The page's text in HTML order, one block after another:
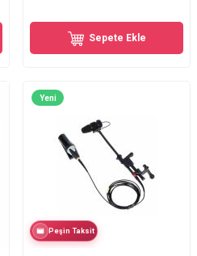
Sepete Ekle
Yeni
Peşin Taksit